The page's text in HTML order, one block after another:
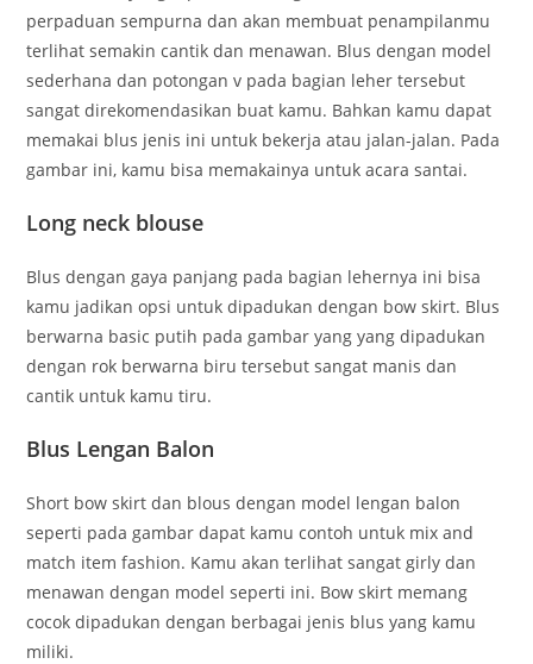
perpaduan sempurna dan akan membuat penampilanmu
terlihat semakin cantik dan menawan. Blus dengan model
sederhana dan potongan v pada bagian leher tersebut
sangat direkomendasikan buat kamu. Bahkan kamu dapat
memakai blus jenis ini untuk bekerja atau jalan-jalan. Pada
gambar ini, kamu bisa memakainya untuk acara santai.
Long neck blouse
Blus dengan gaya panjang pada bagian lehernya ini bisa
kamu jadikan opsi untuk dipadukan dengan bow skirt. Blus
berwarna basic putih pada gambar yang yang dipadukan
dengan rok berwarna biru tersebut sangat manis dan
cantik untuk kamu tiru.
Blus Lengan Balon
Short bow skirt dan blous dengan model lengan balon
seperti pada gambar dapat kamu contoh untuk mix and
match item fashion. Kamu akan terlihat sangat girly dan
menawan dengan model seperti ini. Bow skirt memang
cocok dipadukan dengan berbagai jenis blus yang kamu
miliki.